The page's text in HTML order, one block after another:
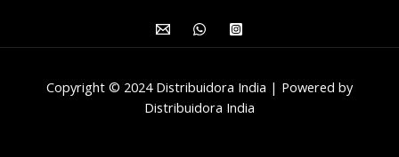
Copyright © 2024 Distribuidora India | Powered by
Distribuidora India